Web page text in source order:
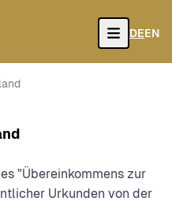
Open
DEEN
"Übereinkommens zur
Urkunden von der